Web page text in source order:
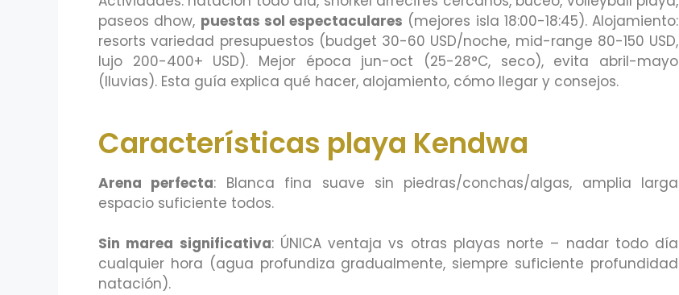
paseos dhow, puestas sol espectaculares (mejores isla 18:00-18:45). Alojamiento:
resorts variedad presupuestos (budget 30-60 USD/noche, mid-range 80-150 USD,
lujo 200-400+ USD). Mejor época jun-oct (25-28°C, seco), evita abril-mayo
(lluvias). Esta guía explica qué hacer, alojamiento, cómo llegar y consejos.
Características playa Kendwa
Arena perfecta: Blanca fina suave sin piedras/conchas/algas, amplia larga
espacio suficiente todos.
Sin marea significativa: ÚNICA ventaja vs otras playas norte – nadar todo día
cualquier hora (agua profundiza gradualmente, siempre suficiente profundidad
natación).